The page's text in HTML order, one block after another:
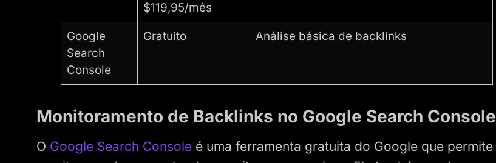
$119,95/mês
Google
Search
Console
Gratuito Análise básica de backlinks
Monitoramento de Backlinks no Google Search Console
O Google Search Console é uma ferramenta gratuita do Google que permite